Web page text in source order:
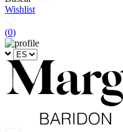
Wishlist
(0)